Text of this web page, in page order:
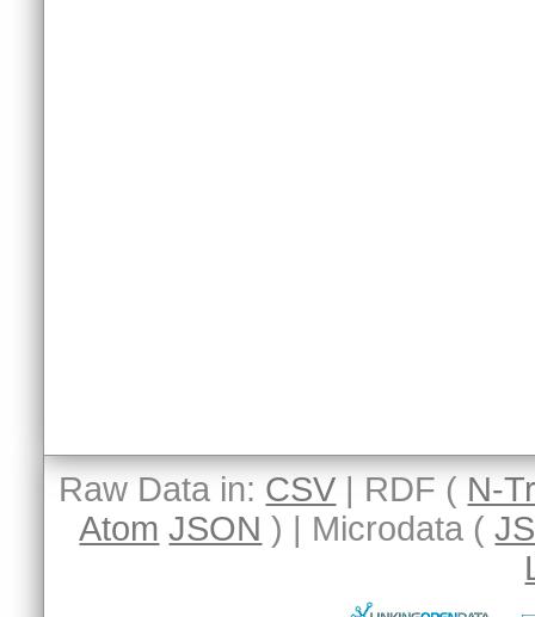
Raw Data in: CSV | RDF ( N-
Atom JSON ) | Microdata (